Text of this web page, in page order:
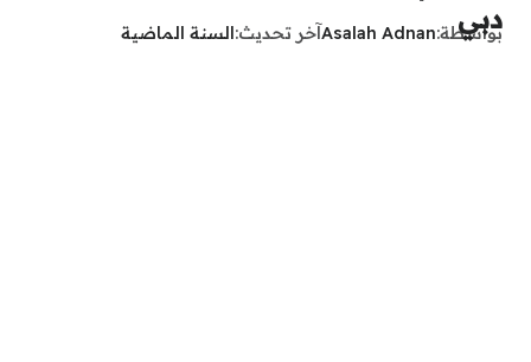
دبي
بواسطة Asalah Adnanآخر تحديث السنة الماضية